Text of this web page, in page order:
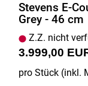
Stevens E-
Grey - 46 cm
Z.Z. nicht
3.999,00
pro Stück (inkl.